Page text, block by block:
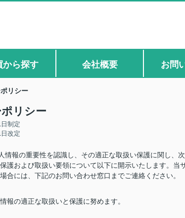
から探す 会社概要 お問
リシー
リシー
制定
改定
報の重要性を認識し、その適正な取扱い保護に関し、次
護および取扱い要領について以下に開示いたします。当
には、下記のお問い合わせ窓口までご連絡ください。
報の適正な取扱いと保護に努めます。